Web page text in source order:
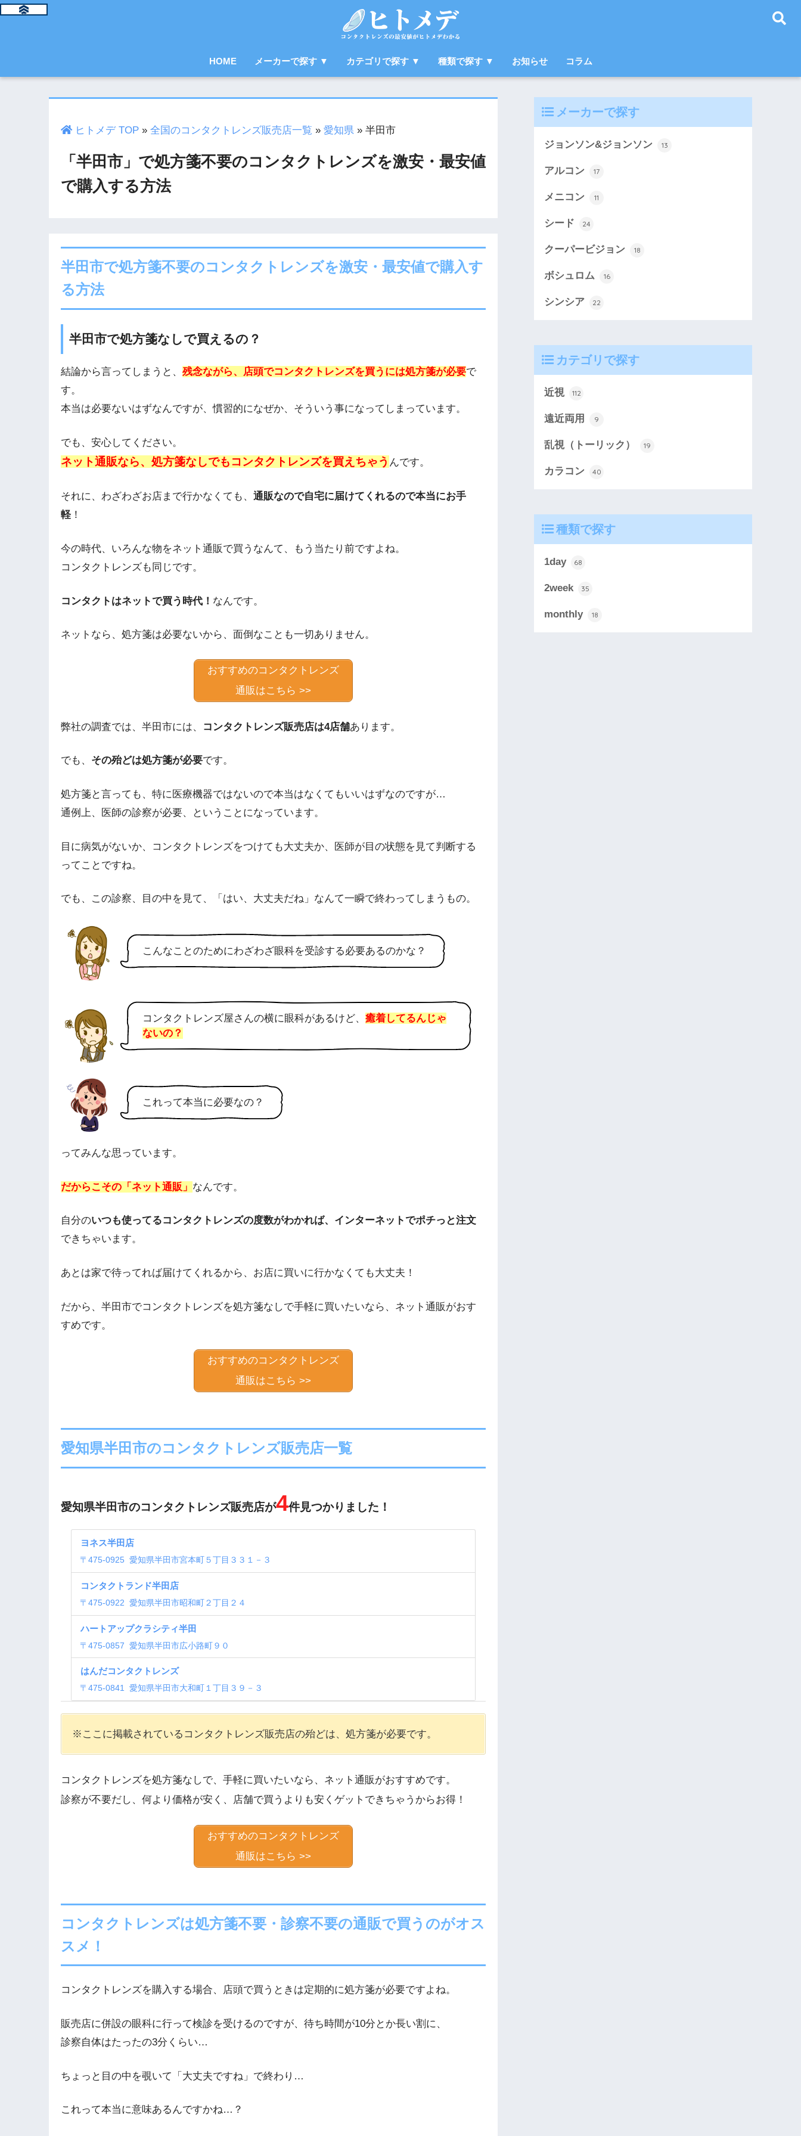
HOME メーカーで探す ▼ カテゴリで探す ▼ 種類で探す ▼ お知らせ コラム
ヒトメデ TOP » 全国のコンタクトレンズ販売店一覧 » 愛知県 » 半田市
「半田市」で処方箋不要のコンタクトレンズを激安・最安値
で購入する方法
半田市で処方箋不要のコンタクトレンズを激安・最安値で購入す
る方法
半田市で処方箋なしで買えるの？
結論から言ってしまうと、 残念ながら、店頭でコンタクトレンズを買うには処方箋が必要で
す。
本当は必要ないはずなんですが、慣習的になぜか、そういう事になってしまっています。
でも、安心してください。
ネット通販なら、処方箋なしでもコンタクトレンズを買えちゃう んです。
それに、わざわざお店まで行かなくても、 通販なので自宅に届けてくれるので本当にお手
軽 ！
今の時代、いろんな物をネット通販で買うなんて、もう当たり前ですよね。
コンタクトレンズも同じです。
コンタクトはネットで買う時代！ なんです。
ネットなら、処方箋は必要ないから、面倒なことも一切ありません。
おすすめのコンタクトレンズ
通販はこちら >>
弊社の調査では、半田市には、 コンタクトレンズ販売店は4店舗あります。
でも、 その殆どは処方箋が必要です。
処方箋と言っても、特に医療機器ではないので本当はなくてもいいはずなのですが…
通例上、医師の診察が必要、ということになっています。
目に病気がないか、コンタクトレンズをつけても大丈夫か、医師が目の状態を見て判断する
ってことですね。
でも、この診察、目の中を見て、「はい、大丈夫だね」なんて一瞬で終わってしまうもの。
こんなことのためにわざわざ眼科を受診する必要あるのかな？
コンタクトレンズ屋さんの横に眼科があるけど、 癒着してるんじゃ
ないの？
これって本当に必要なの？
ってみんな思っています。
だからこその「ネット通販」 なんです。
自分のいつも使ってるコンタクトレンズの度数がわかれば、インターネットでポチっと注文
できちゃいます。
あとは家で待ってれば届けてくれるから、お店に買いに行かなくても大丈夫！
だから、半田市でコンタクトレンズを処方箋なしで手軽に買いたいなら、ネット通販がおす
すめです。
おすすめのコンタクトレンズ
通販はこちら >>
愛知県半田市のコンタクトレンズ販売店一覧
愛知県半田市のコンタクトレンズ販売店が4件見つかりました！
ヨネス半田店
〒 475-0925 愛知県半田市宮本町５丁目３３１－３
コンタクトランド半田店
〒 475-0922 愛知県半田市昭和町２丁目２４
ハートアップクラシティ半田
〒 475-0857 愛知県半田市広小路町９０
はんだコンタクトレンズ
〒 475-0841 愛知県半田市大和町１丁目３９－３
※ここに掲載されているコンタクトレンズ販売店の殆どは、処方箋が必要です。
コンタクトレンズを処方箋なしで、手軽に買いたいなら、ネット通販がおすすめです。
診察が不要だし、何より価格が安く、店舗で買うよりも安くゲットできちゃうからお得！
おすすめのコンタクトレンズ
通販はこちら >>
コンタクトレンズは処方箋不要・診察不要の通販で買うのがオス
スメ！
コンタクトレンズを購入する場合、店頭で買うときは定期的に処方箋が必要ですよね。
販売店に併設の眼科に行って検診を受けるのですが、待ち時間が10分とか長い割に、
診察自体はたったの3分くらい…
ちょっと目の中を覗いて「大丈夫ですね」で終わり…
これって本当に意味あるんですかね…？
メーカーで探す
ジョンソン&ジョンソン 13
アルコン 17
メニコン 11
シード 24
クーパービジョン 18
ボシュロム 16
シンシア 22
カテゴリで探す
近視 112
遠近両用 9
乱視（トーリック） 19
カラコン 40
種類で探す
1day 68
2week 35
monthly 18